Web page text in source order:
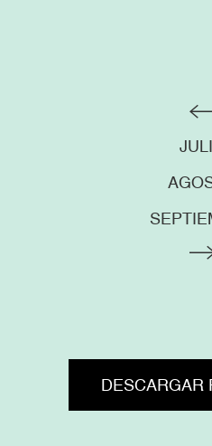
DESCARGAR